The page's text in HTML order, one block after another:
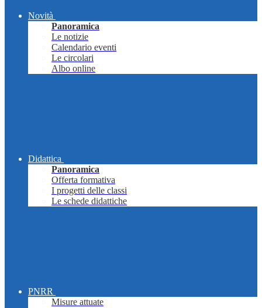
Novità
Panoramica
Le notizie
Calendario eventi
Le circolari
Albo online
Didattica
Panoramica
Offerta formativa
I progetti delle classi
Le schede didattiche
PNRR
Misure attuate